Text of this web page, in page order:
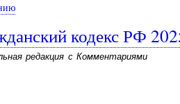
кодекс РФ
редакция с Комментариями